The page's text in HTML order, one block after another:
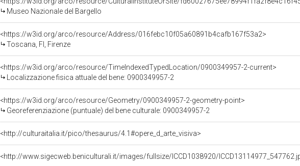
Museo Nazionale del Bargello
<https://w3id.org/arco/resource/Address/016febc10f05a60891b4cafb167f53a2>
Toscana, FI, Firenze
<https://w3id.org/arco/resource/TimeIndexedTypedLocation/0900349957-2-current>
Localizzazione fisica attuale del bene: 0900349957-2
<https://w3id.org/arco/resource/Geometry/0900349957-2-geometry-point>
Georeferenziazione (puntuale) del bene culturale: 0900349957-2
<http://culturaitalia.it/pico/thesaurus/4.1#opere_d_arte_visiva>
<http://www.sigecweb.beniculturali.it/images/fullsize/ICCD1038920/